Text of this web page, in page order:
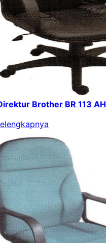
Brother BR 113 AH